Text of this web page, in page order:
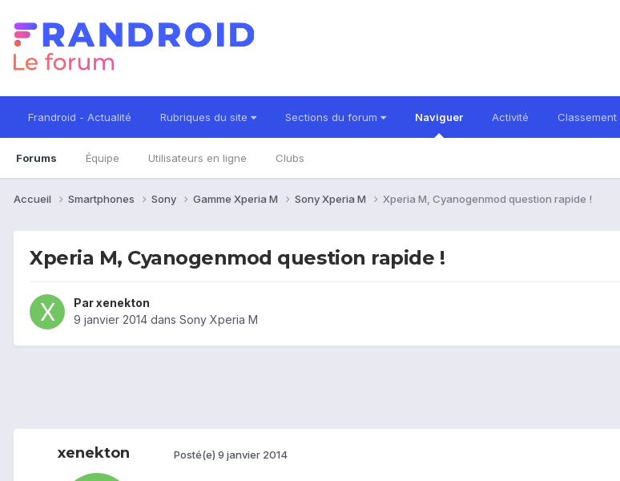
Frandroid - Actualité Rubriques du site Sections du forum Naviguer
Forums Équipe Utilisateurs en ligne Clubs
Activité Classement
Accueil Smartphones Sony Gamme Xperia M Sony Xperia M Xperia M, Cyanogenmod question rapide !
Xperia M, Cyanogenmod question rapide !
Parxenekton
9 janvier 2014 dans Sony Xperia M
xenekton Posté(e) 9 janvier 2014